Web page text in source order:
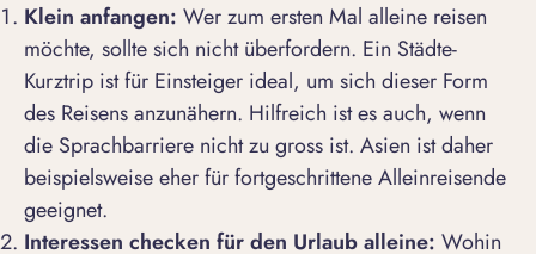
Klein anfangen: Wer zum ersten Mal alleine reisen
möchte, sollte sich nicht überfordern. Ein Städte-
Kurztrip ist für Einsteiger ideal, um sich dieser Form
des Reisens anzunähern. Hilfreich ist es auch, wenn
die Sprachbarriere nicht zu gross ist. Asien ist daher
beispielsweise eher für fortgeschrittene Alleinreisende
geeignet.
Interessen checken für den Urlaub alleine: Wohin